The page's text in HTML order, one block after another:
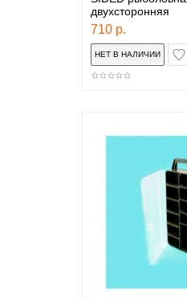
двухсторонняя
710 р.